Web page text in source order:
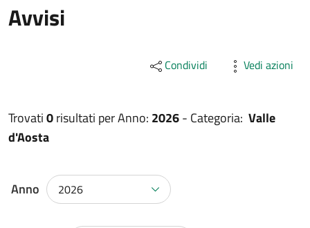
Avvisi
Condividi Vedi azioni
Trovati0risultati perAnno: 2026- Categoria: Valle
d'Aosta
Anno 2026